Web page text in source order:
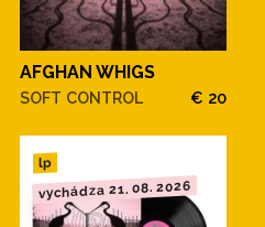
AFGHAN WHIGS
SOFT CONTROL € 20
lp
vychádza 21. 08. 2026